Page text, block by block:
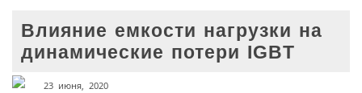
Влияние емкости нагрузки на
динамические потери IGBT
23 июня, 2020